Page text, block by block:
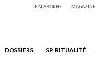
JE M'ABONNE
DOSSIERS SPIRITUALITÉ